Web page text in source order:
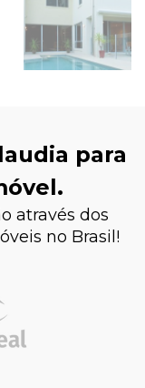
para
através dos
no Brasil!